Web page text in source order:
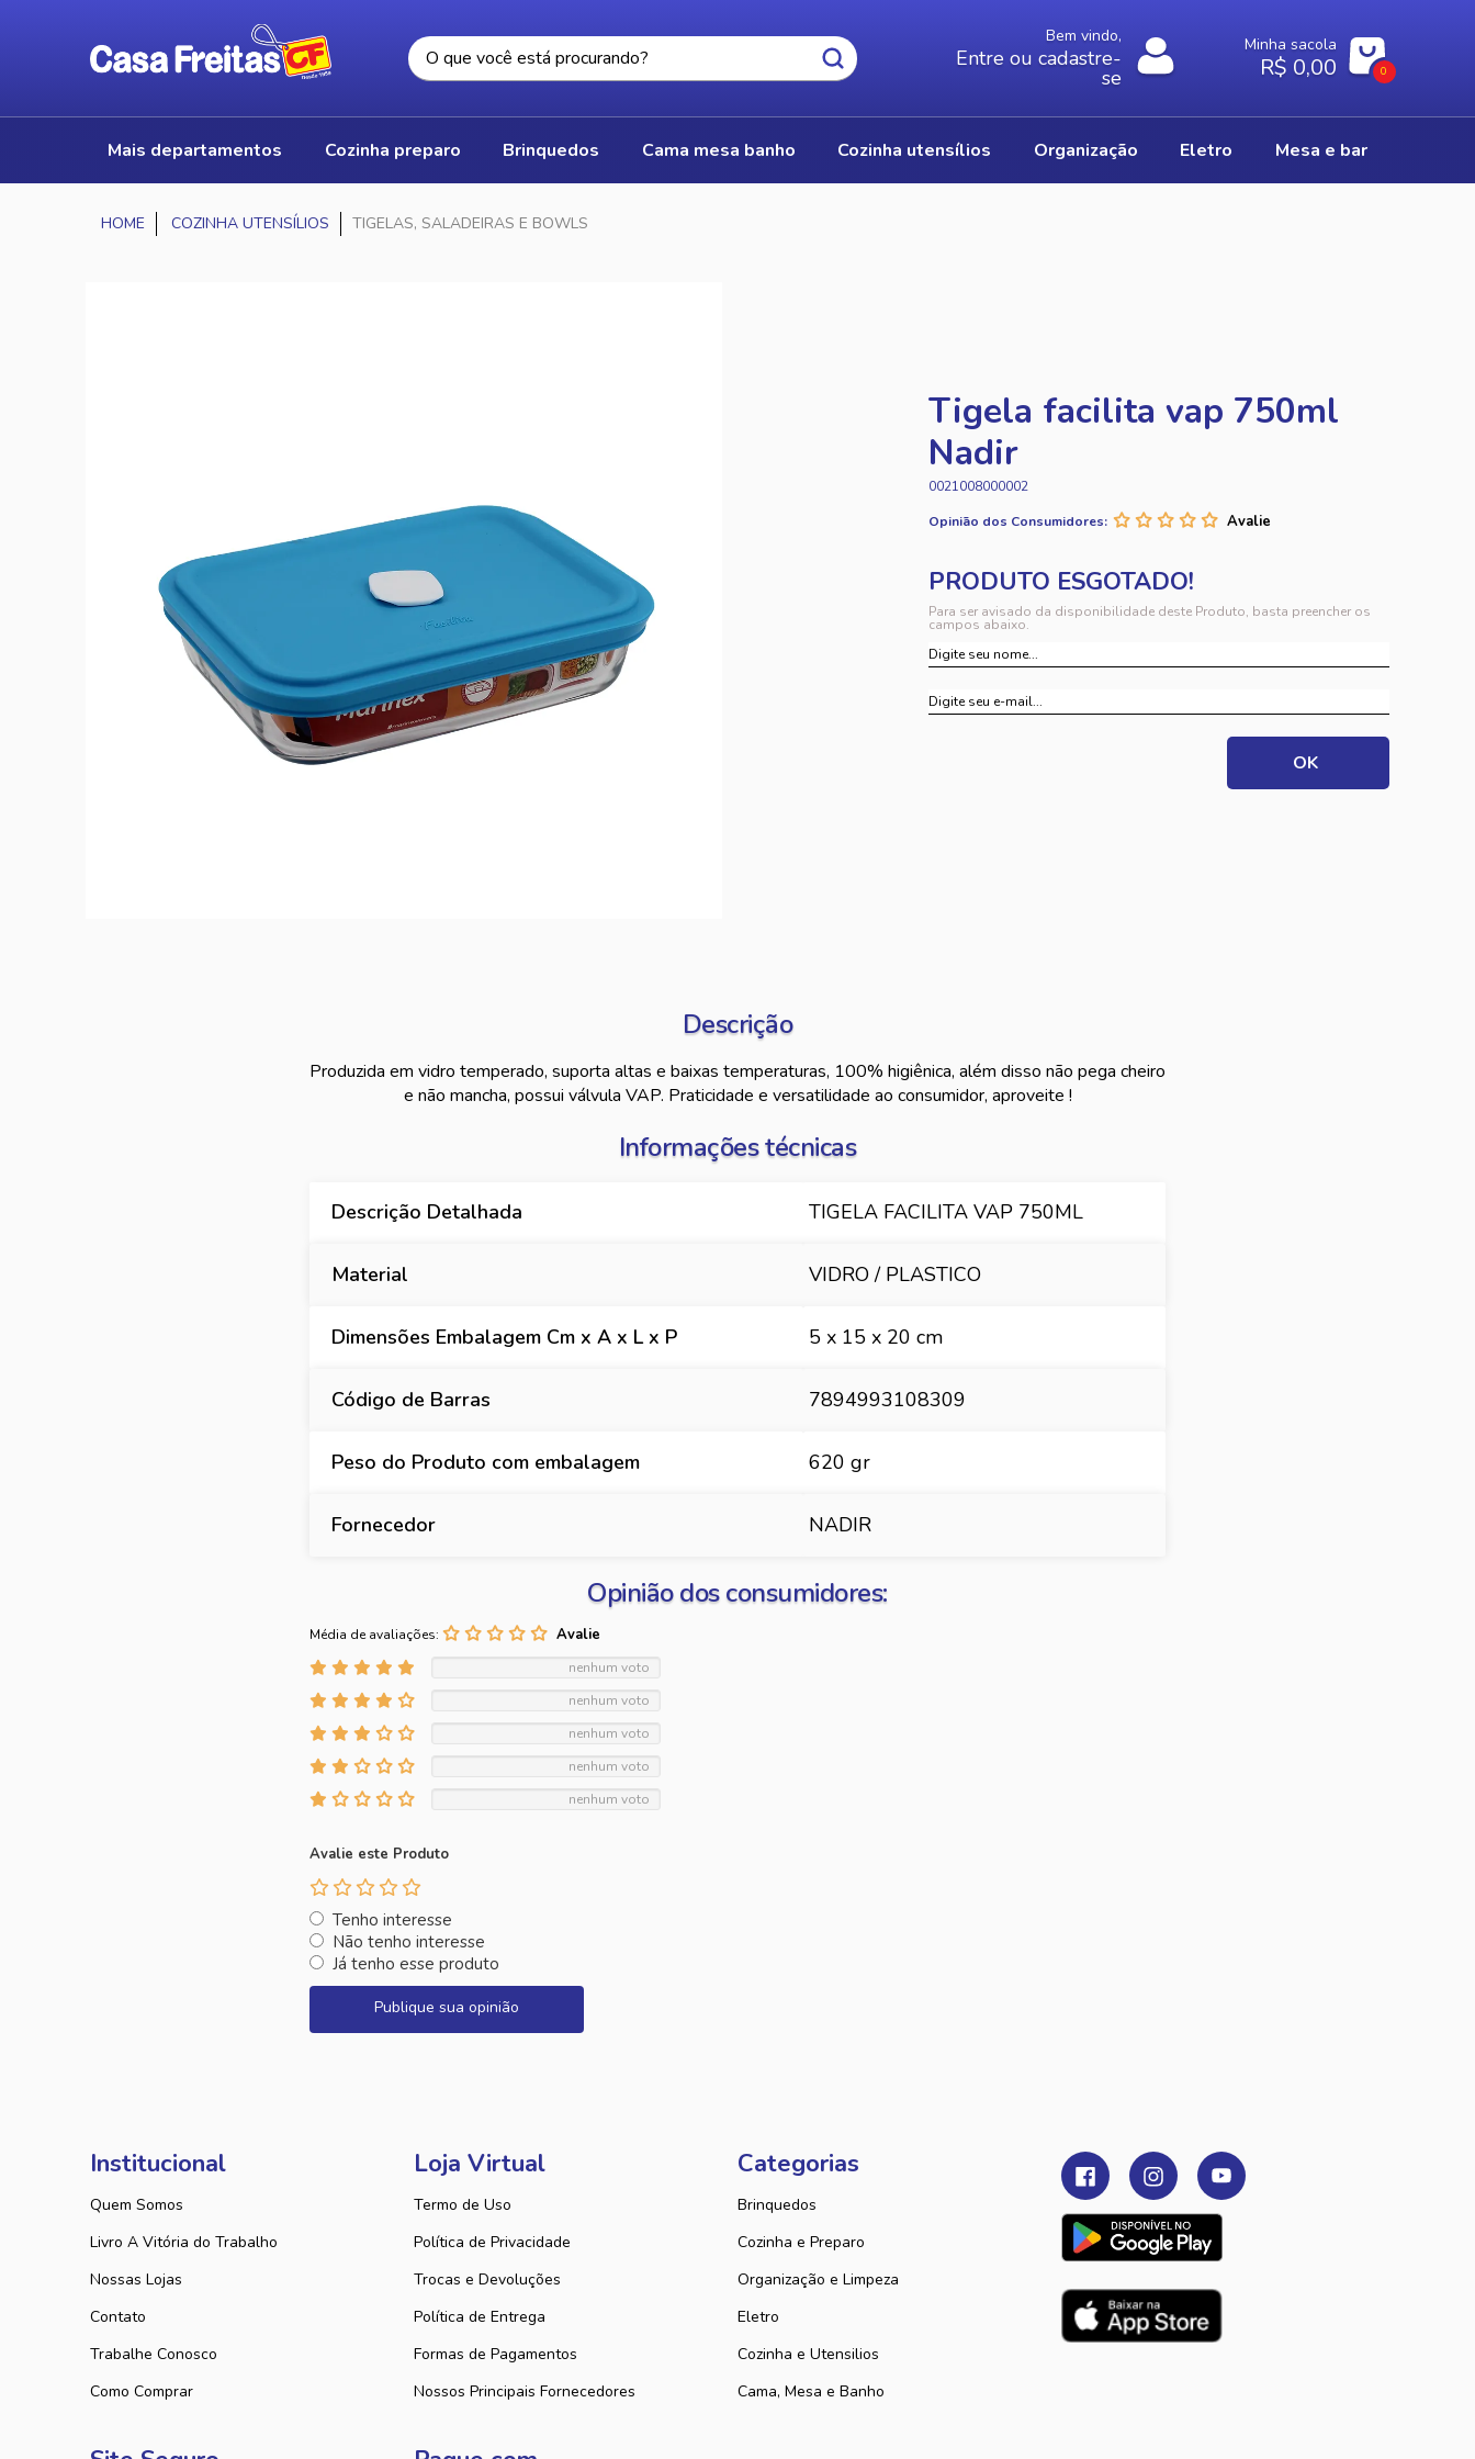
Bem vindo,
Entre ou cadastre-
se
Minha sacola
R$ 0,00 0
mais departamentos cozinha preparo brinquedos cama mesa banho cozinha utensílios organização eletro mesa e bar
COZINHA UTENSÍLIOS TIGELAS, SALADEIRAS E BOWLS
Tigela facilita vap 750ml
Nadir
0021008000002
Opinião dos Consumidores:
Para ser avisado da disponibilidade deste Produto, basta preencher os
campos abaixo.
Descrição
Produzida em vidro temperado, suporta altas e baixas temperaturas, 100% higiênica, além disso não pega cheiro
e não mancha, possui válvula VAP. Praticidade e versatilidade ao consumidor, aproveite !
Informações técnicas
Descrição Detalhada TIGELA FACILITA VAP 750ML
Material VIDRO / PLASTICO
Dimensões Embalagem Cm x A x L x P 5 x 15 x 20 cm
Código de Barras 7894993108309
Peso do Produto com embalagem 620 gr
Fornecedor NADIR
Opinião dos consumidores:
Média de avaliações:
nenhum voto
nenhum voto
nenhum voto
nenhum voto
nenhum voto
Avalie este Produto
Tenho interesse
Não tenho interesse
Já tenho esse produto
Publique sua opinião
Institucional
Quem Somos
Livro A Vitória do Trabalho
Nossas Lojas
Contato
Trabalhe Conosco
Como Comprar
Loja Virtual
Termo de Uso
Política de Privacidade
Trocas e Devoluções
Política de Entrega
Formas de Pagamentos
Nossos Principais Fornecedores
Categorias
Brinquedos
Cozinha e Preparo
Organização e Limpeza
Eletro
Cozinha e Utensilios
Cama, Mesa e Banho